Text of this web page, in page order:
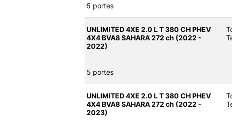
5 portes
UNLIMITED 4XE 2.0 L T 380 CH PHEV
4X4 BVA8 SAHARA 272 ch (2022 -
2022)
5 portes
UNLIMITED 4XE 2.0 L T 380 CH PHEV
4X4 BVA8 SAHARA 272 ch (2022 -
2023)